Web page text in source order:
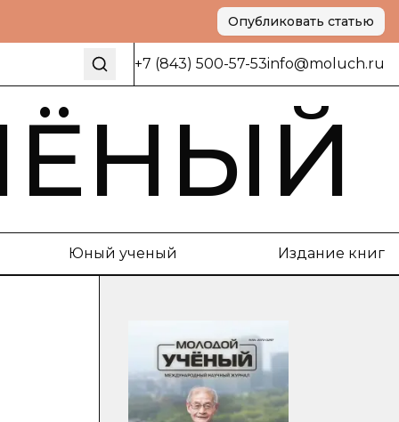
Опубликовать статью
+7 (843) 500-57-53info@moluch.ru
Юный ученый Издание книг